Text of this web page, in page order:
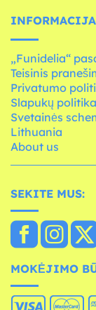
„Funidelia“
Teisinis
Privatumo
Slapukų politika
Svetainės
Lithuania
About us
SEKITE MUS:
MOKĖJIMO